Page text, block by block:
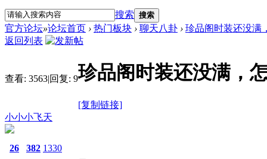
搜索 搜索
官方论坛»论坛首页 › 热门板块 › 聊天八卦 › 珍品阁时装还没满
返回列表
查看: 3563|回复: 9珍品阁时装还没满，
[复制链接]
小小小飞天
26 382 1330